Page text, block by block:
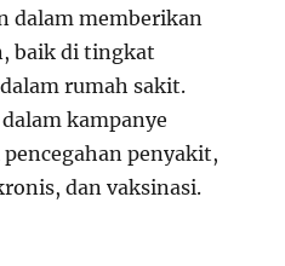
dalam memberikan
baik di tingkat
rumah sakit.
kampanye
penyakit,
dan vaksinasi.